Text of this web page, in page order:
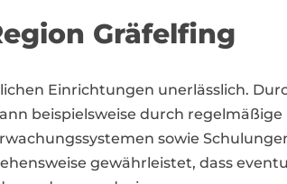
Gräfelfing
Einrichtungen unerlässlich.
beispielsweise durch regelmäßige
sowie
gewährleistet, dass